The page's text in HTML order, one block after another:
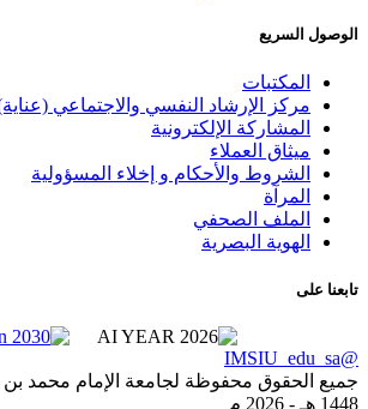
الوصول السريع
المكتبات
مركز الإرشاد النفسي والاجتماعي
المشاركة الإلكترونية
ميثاق العملاء
الشروط والأحكام و إخلاء المسؤولية
المرآة
الملف الصحفي
الهوية البصرية
تابعنا على
@IMSIU_edu_sa
جميع الحقوق محفوظة لجامعة الإمام محمد بن
1448 هـ -
2026 م